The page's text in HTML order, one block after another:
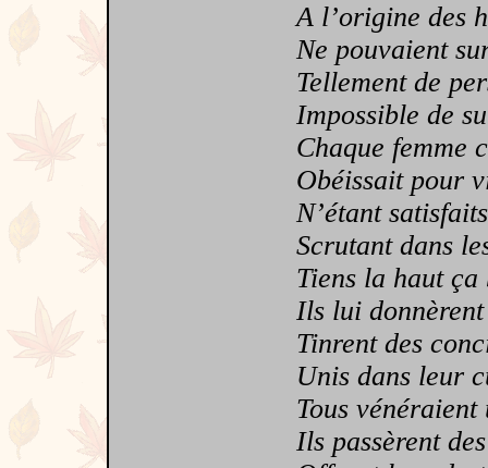
A l’origine des
Ne pouvaient
Tellement de
Impossible de
Chaque femme
Obéissait pour
N’étant
Scrutant dans
Tiens la haut ça
Ils lui donnèrent
Tinrent des
Unis dans leur
Tous vénéraient
Ils passèrent des